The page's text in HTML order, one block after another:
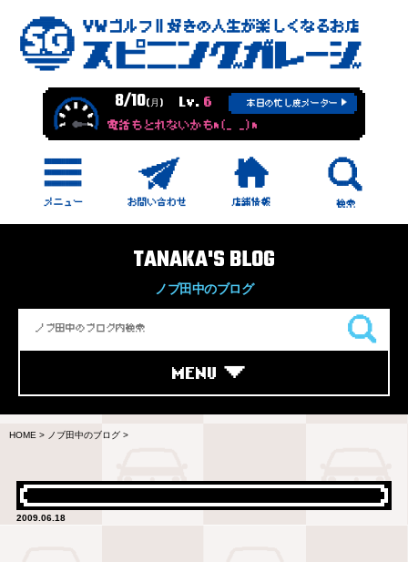
8/10(月) Lv. 6 本日の忙し度メーター
電話もとれないかもm(_ _)m
TANAKA'S BLOG
ノブ田中のブログ
MENU
HOME > ノブ田中のブログ >
2009.06.18